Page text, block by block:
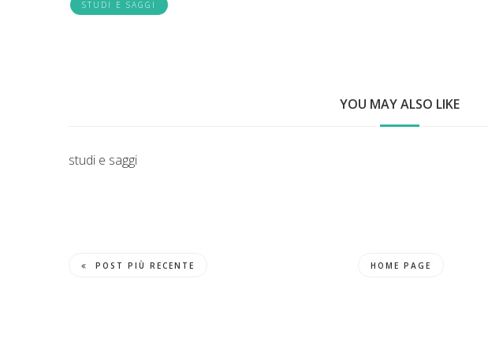
STUDI E SAGGI
YOU MAY ALSO LIKE
studi e saggi
POST PIÙ RECENTE HOME PAGE